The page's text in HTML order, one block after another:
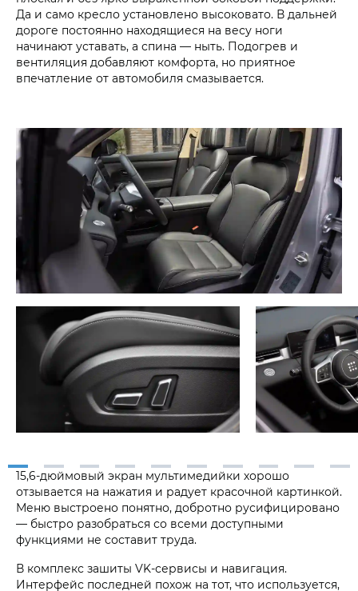
Да и само кресло установлено высоковато. В дальней
дороге постоянно находящиеся на весу ноги
начинают уставать, а спина — ныть. Подогрев и
вентиляция добавляют комфорта, но приятное
впечатление от автомобиля смазывается.
15,6-дюймовый экран мультимедийки хорошо
отзывается на нажатия и радует красочной картинкой.
Меню выстроено понятно, добротно русифицировано
— быстро разобраться со всеми доступными
функциями не составит труда.
В комплекс зашиты VK-сервисы и навигация.
Интерфейс последней похож на тот, что используется,